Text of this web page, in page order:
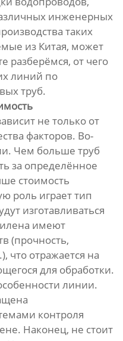
инженерных
таких
из Китая, может
разберёмся, от чего
линий по
труб.
не только от
факторов. Во-
Чем больше труб
за определённое
стоимость
роль играет тип
изготавливаться
имеют
(прочность,
что отражается на
для обработки.
линии.
контроля
Наконец, не стоит